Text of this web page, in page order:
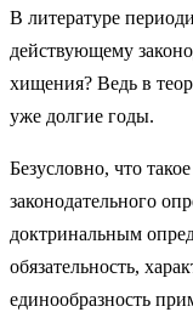
В литературе
действующему
хищения? Ведь в
уже долгие годы.
Безусловно, что
законодательного
доктринальным
обязательность,
единообразность